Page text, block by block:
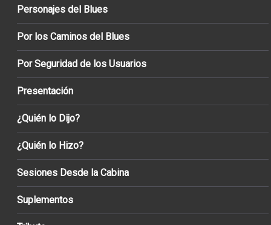
Personajes del Blues
Por los Caminos del Blues
Por Seguridad de los Usuarios
Presentación
¿Quién lo Dijo?
¿Quién lo Hizo?
Sesiones Desde la Cabina
Suplementos